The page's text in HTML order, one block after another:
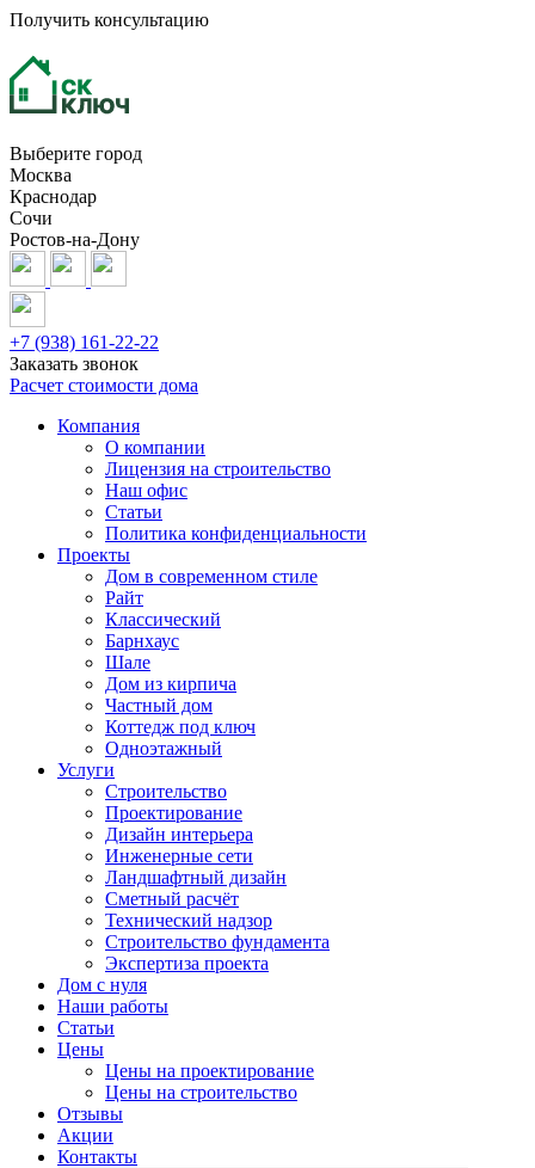
Получить консультацию
Выберите город
Москва
Краснодар
Сочи
Ростов-на-Дону
+7 (938) 161-22-22
Заказать звонок
Расчет стоимости дома
Компания
О компании
Лицензия на строительство
Наш офис
Статьи
Политика конфиденциальности
Проекты
Дом в современном стиле
Райт
Классический
Барнхаус
Шале
Дом из кирпича
Частный дом
Коттедж под ключ
Одноэтажный
Услуги
Строительство
Проектирование
Дизайн интерьера
Инженерные сети
Ландшафтный дизайн
Сметный расчёт
Технический надзор
Строительство фундамента
Экспертиза проекта
Дом с нуля
Наши работы
Статьи
Цены
Цены на проектирование
Цены на строительство
Отзывы
Акции
Контакты